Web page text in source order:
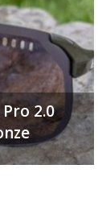
2.0